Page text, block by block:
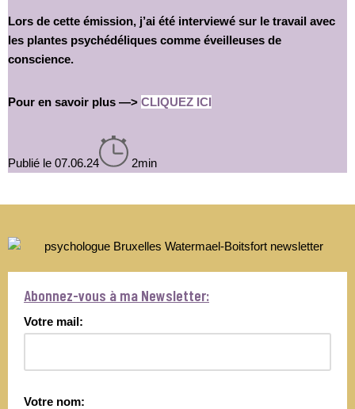
Lors de cette émission, j’ai été interviewé sur le travail avec
les plantes psychédéliques comme éveilleuses de
conscience.
Pour en savoir plus —> CLIQUEZ ICI
Publié le 07.06.24 2min
Abonnez-vous à ma Newsletter:
Votre mail:
Votre nom: